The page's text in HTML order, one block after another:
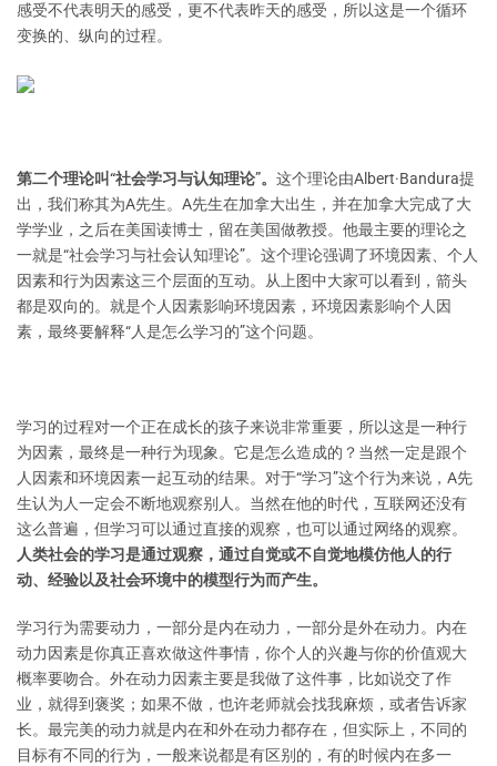
感受不代表明天的感受，更不代表昨天的感受，所以这是一个循环
变换的、纵向的过程。
第二个理论叫“社会学习与认知理论”。 这个理论由Albert·Bandura提
出，我们称其为A先生。A先生在加拿大出生，并在加拿大完成了大
学学业，之后在美国读博士，留在美国做教授。他最主要的理论之
一就是“社会学习与社会认知理论”。这个理论强调了环境因素、个人
因素和行为因素这三个层面的互动。从上图中大家可以看到，箭头
都是双向的。就是个人因素影响环境因素，环境因素影响个人因
素，最终要解释“人是怎么学习的”这个问题。
学习的过程对一个正在成长的孩子来说非常重要，所以这是一种行
为因素，最终是一种行为现象。它是怎么造成的？当然一定是跟个
人因素和环境因素一起互动的结果。对于“学习”这个行为来说，A先
生认为人一定会不断地观察别人。当然在他的时代，互联网还没有
这么普遍，但学习可以通过直接的观察，也可以通过网络的观察。
人类社会的学习是通过观察，通过自觉或不自觉地模仿他人的行
动、经验以及社会环境中的模型行为而产生。
学习行为需要动力，一部分是内在动力，一部分是外在动力。内在
动力因素是你真正喜欢做这件事情，你个人的兴趣与你的价值观大
概率要吻合。外在动力因素主要是我做了这件事，比如说交了作
业，就得到褒奖；如果不做，也许老师就会找我麻烦，或者告诉家
长。最完美的动力就是内在和外在动力都存在，但实际上，不同的
目标有不同的行为，一般来说都是有区别的，有的时候内在多一